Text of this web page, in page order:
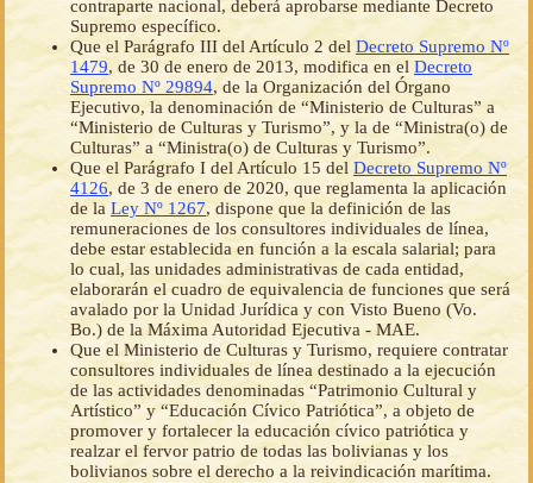
contraparte nacional, deberá aprobarse mediante Decreto
Supremo específico.
Que el Parágrafo III del Artículo 2 del Decreto Supremo Nº
1479, de 30 de enero de 2013, modifica en el Decreto
Supremo Nº 29894, de la Organización del Órgano
Ejecutivo, la denominación de “Ministerio de Culturas” a
“Ministerio de Culturas y Turismo”, y la de “Ministra(o) de
Culturas” a “Ministra(o) de Culturas y Turismo”.
Que el Parágrafo I del Artículo 15 del Decreto Supremo Nº
4126, de 3 de enero de 2020, que reglamenta la aplicación
de la Ley Nº 1267, dispone que la definición de las
remuneraciones de los consultores individuales de línea,
debe estar establecida en función a la escala salarial; para
lo cual, las unidades administrativas de cada entidad,
elaborarán el cuadro de equivalencia de funciones que será
avalado por la Unidad Jurídica y con Visto Bueno (Vo.
Bo.) de la Máxima Autoridad Ejecutiva - MAE.
Que el Ministerio de Culturas y Turismo, requiere contratar
consultores individuales de línea destinado a la ejecución
de las actividades denominadas “Patrimonio Cultural y
Artístico” y “Educación Cívico Patriótica”, a objeto de
promover y fortalecer la educación cívico patriótica y
realzar el fervor patrio de todas las bolivianas y los
bolivianos sobre el derecho a la reivindicación marítima.